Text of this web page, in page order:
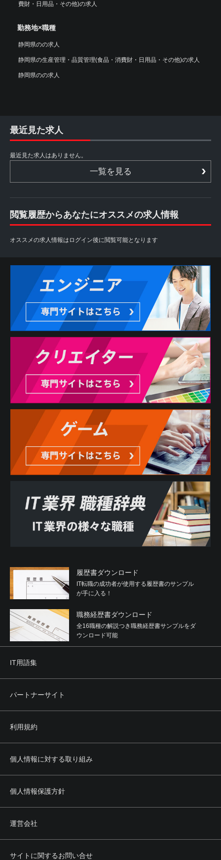
費財・日用品・その他)の求人
勤務地×職種
静岡県のの求人
静岡県の生産管理・品質管理(食品・消費財・日用品・その他)の求人
静岡県のの求人
最近見た求人
最近見た求人はありません。
一覧を見る
閲覧履歴からあなたにオススメの求人情報
オススメの求人情報はログイン後に閲覧可能となります
履歴書ダウンロード
IT転職の成功者が使用する履歴書のサンプル
が手に入る！
職務経歴書ダウンロード
全16職種の解説つき職務経歴書サンプルをダ
ウンロード可能
IT用語集
パートナーサイト
利用規約
個人情報に対する取り組み
個人情報保護方針
運営会社
サイトに関するお問い合せ